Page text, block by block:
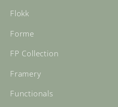
Flokk
Forme
FP Collection
Framery
Functionals